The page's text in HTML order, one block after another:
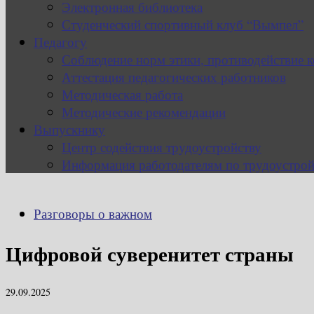
Электронная библиотека
Студенческий спортивный клуб “Вымпел”
Педагогу
Соблюдение норм этики, противодействие
Аттестация педагогических работников
Методическая работа
Методические рекомендации
Выпускнику
Центр содействия трудоустройству
Информация работодателям по
Разговоры о важном
Цифровой суверенитет страны
29.09.2025